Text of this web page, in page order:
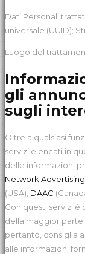
Dati Personali
universale (UUID);
Luogo del
gli
sugli
Oltre a qualsiasi
servizi elencati in
delle informazioni
Network
(USA), DAAC
Con questi servizi
della maggior parte
pertanto, consiglia
alle informazioni